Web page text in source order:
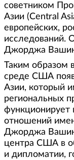
советником
Азии (Central
европейских,
исследований.
Джорджа
Таким образом
среде США
Азии, который
региональных
отношений
Джорджа
центра США в
и дипломатии,